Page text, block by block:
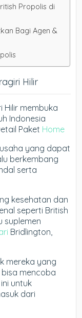
Propolis di
Bagi Agen &
Hilir
Hilir membuka
Indonesia
Paket Home
yang dapat
berkembang
serta
kesehatan dan
seperti British
suplemen
Bridlington,
mereka yang
bisa mencoba
untuk
dari